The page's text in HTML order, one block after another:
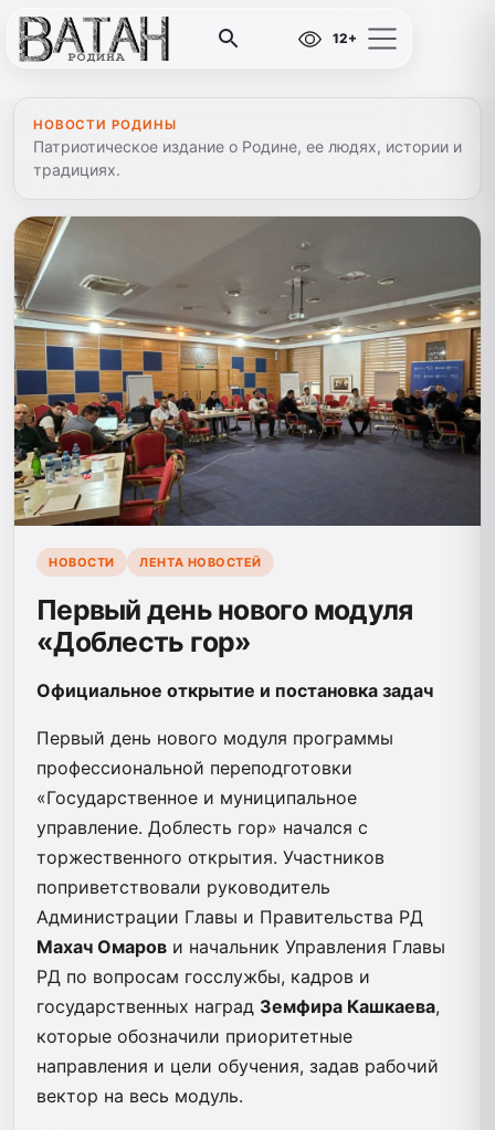
12+
НОВОСТИ РОДИНЫ
Патриотическое издание о Родине, ее людях, истории и
традициях.
НОВОСТИ ЛЕНТА НОВОСТЕЙ
Первый день нового модуля
«Доблесть гор»
Официальное открытие и постановка задач
Первый день нового модуля программы
профессиональной переподготовки
«Государственное и муниципальное
управление. Доблесть гор» начался с
торжественного открытия. Участников
поприветствовали руководитель
Администрации Главы и Правительства РД
Махач Омаров и начальник Управления Главы
РД по вопросам госслужбы, кадров и
государственных наград Земфира Кашкаева,
которые обозначили приоритетные
направления и цели обучения, задав рабочий
вектор на весь модуль.